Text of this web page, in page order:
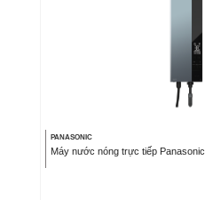
PANASONIC
Máy nước nóng trực tiếp